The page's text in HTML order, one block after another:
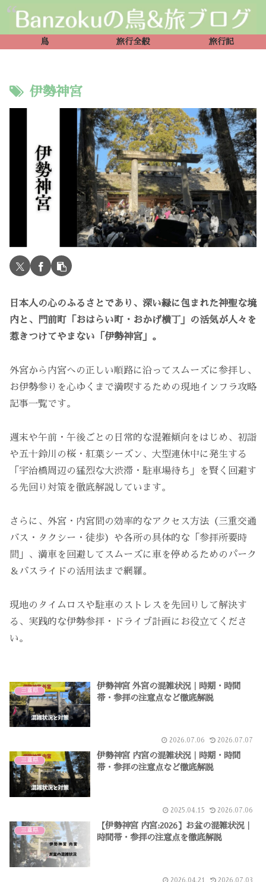
鳥 旅行全般 旅行記
伊勢神宮
日本人の心のふるさとであり、深い緑に包まれた神聖な境
内と、門前町「おはらい町・おかげ横丁」の活気が人々を
惹きつけてやまない「伊勢神宮」。
外宮から内宮への正しい順路に沿ってスムーズに参拝し、
お伊勢参りを心ゆくまで満喫するための現地インフラ攻略
記事一覧です。
週末や午前・午後ごとの日常的な混雑傾向をはじめ、初詣
や五十鈴川の桜・紅葉シーズン、大型連休中に発生する
「宇治橋周辺の猛烈な大渋滞・駐車場待ち」を賢く回避す
る先回り対策を徹底解説しています。
さらに、外宮・内宮間の効率的なアクセス方法（三重交通
バス・タクシー・徒歩）や各所の具体的な「参拝所要時
間」、満車を回避してスムーズに車を停めるためのパーク
＆バスライドの活用法まで網羅。
現地のタイムロスや駐車のストレスを先回りして解決す
る、実践的な伊勢参拝・ドライブ計画にお役立てくださ
い。
三重県
伊勢神宮 外宮の混雑状況｜時期・時間
帯・参拝の注意点など徹底解説
2026.07.06 2026.07.07
三重県
伊勢神宮 内宮の混雑状況｜時期・時間
帯・参拝の注意点など徹底解説
2025.04.15 2026.07.06
三重県
【伊勢神宮 内宮:2026】お盆の混雑状況｜
時間帯・参拝の注意点を徹底解説
2026.04.21 2026.07.03